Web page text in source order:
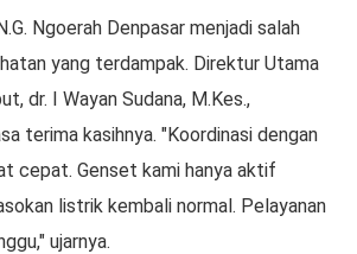
Ngoerah Denpasar menjadi salah
yang terdampak. Direktur Utama
dr. I Wayan Sudana, M.Kes.,
terima kasihnya. "Koordinasi dengan
cepat. Genset kami hanya aktif
listrik kembali normal. Pelayanan
ujarnya.